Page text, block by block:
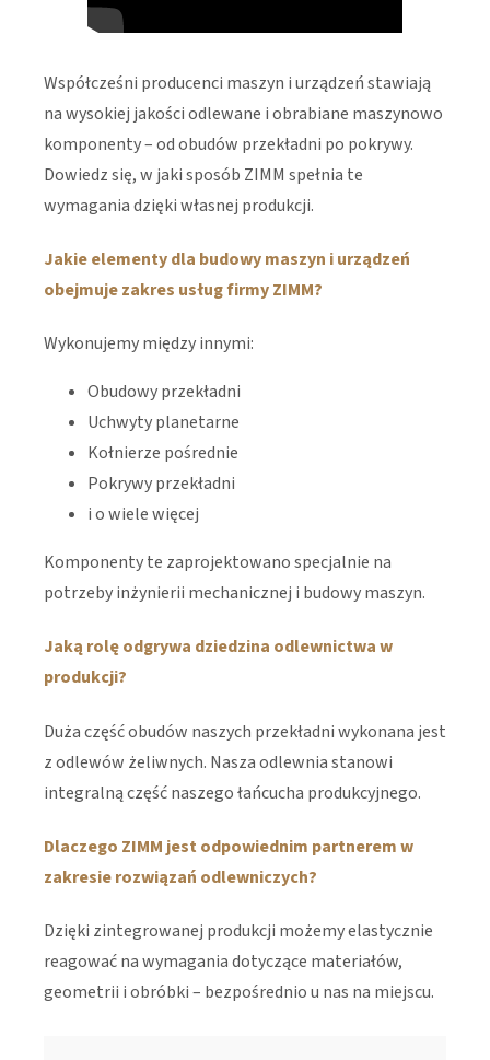
Współcześni producenci maszyn i urządzeń stawiają
na wysokiej jakości odlewane i obrabiane maszynowo
komponenty – od obudów przekładni po pokrywy.
Dowiedz się, w jaki sposób ZIMM spełnia te
wymagania dzięki własnej produkcji.
Jakie elementy dla budowy maszyn i urządzeń
obejmuje zakres usług firmy ZIMM?
Wykonujemy między innymi:
Obudowy przekładni
Uchwyty planetarne
Kołnierze pośrednie
Pokrywy przekładni
i o wiele więcej
Komponenty te zaprojektowano specjalnie na
potrzeby inżynierii mechanicznej i budowy maszyn.
Jaką rolę odgrywa dziedzina odlewnictwa w
produkcji?
Duża część obudów naszych przekładni wykonana jest
z odlewów żeliwnych. Nasza odlewnia stanowi
integralną część naszego łańcucha produkcyjnego.
Dlaczego ZIMM jest odpowiednim partnerem w
zakresie rozwiązań odlewniczych?
Dzięki zintegrowanej produkcji możemy elastycznie
reagować na wymagania dotyczące materiałów,
geometrii i obróbki – bezpośrednio u nas na miejscu.